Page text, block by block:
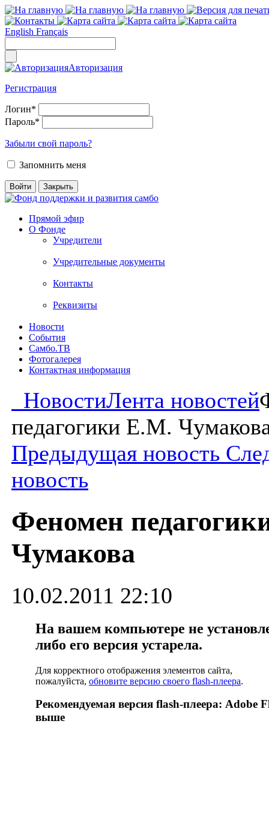
English Français
Авторизация
Регистрация
Логин*
Пароль*
Забыли свой пароль?
Запомнить меня
Прямой эфир
О Фонде
Учредители
Учредительные документы
Контакты
Реквизиты
Новости
События
Самбо.ТВ
Фотогалерея
Контактная информация
НовостиЛента новостей
педагогики Е.М.
Предыдущая новость
новость
Феномен
Чумакова
10.02.2011 22:10
На вашем компьютере не
либо его версия устарела.
Для корректного отображения элементов сайта,
пожалуйста, обновите версию своего flash-плеера.
Рекомендуемая версия flash-плеера: Adobe
выше